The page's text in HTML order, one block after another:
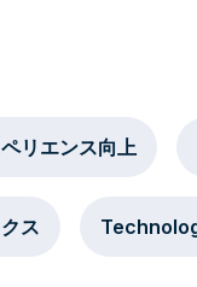
リエンス向上
ス